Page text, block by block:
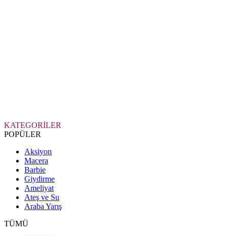
KATEGORİLER
POPÜLER
Aksiyon
Macera
Barbie
Giydirme
Ameliyat
Ateş ve Su
Araba Yarış
TÜMÜ